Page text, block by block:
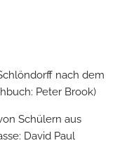
nach dem
Peter Brook)
Schülern aus
David Paul